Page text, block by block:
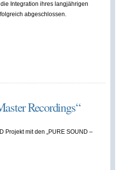
Integration ihres langjährigen
abgeschlossen.
Recordings“
Projekt mit den „PURE SOUND –